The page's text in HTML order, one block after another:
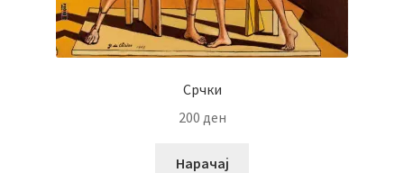
Срчки
200 ден
Нарачај